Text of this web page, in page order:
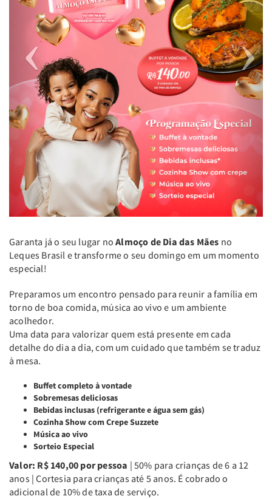
Garanta já o seu lugar noAlmoço de Dia das Mães no
Leques Brasil e transforme o seu domingo em um momento
especial!
Preparamos um encontro pensado para reunir a família em
torno de boa comida, música ao vivo e um ambiente
acolhedor.
Uma data para valorizar quem está presente em cada
detalhe do dia a dia, com um cuidado que também se traduz
à mesa.
Buffet completo à vontade
Sobremesas deliciosas
Bebidas inclusas (refrigerante e água sem gás)
Cozinha Show com Crepe Suzzete
Música ao vivo
Sorteio Especial
Valor: R$ 140,00 por pessoa | 50% para crianças de 6 a 12
anos | Cortesia para crianças até 5 anos. É cobrado o
adicional de 10% de taxa de serviço.